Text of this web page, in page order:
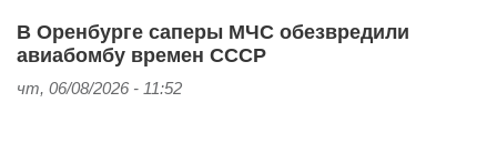
В Оренбурге саперы МЧС обезвредили
авиабомбу времен СССР
чт, 06/08/2026 - 11:52